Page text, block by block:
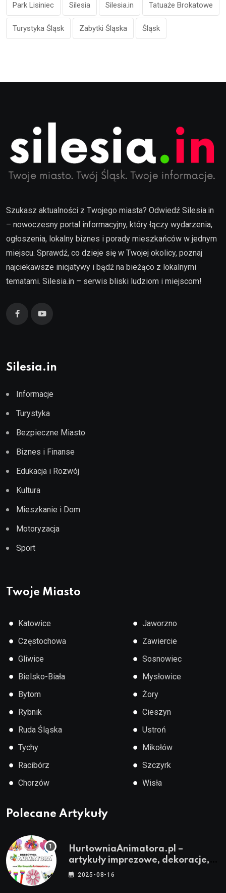
Park Lisiniec Silesia Silesia.in Tatuaże Brokatowe
Turystyka Śląsk Zabytki Śląska Śląsk
Szukasz aktualności z Twojego miasta? Odwiedź Silesia.in
– nowoczesny portal informacyjny, który łączy wydarzenia,
ogłoszenia, lokalny biznes i porady mieszkańców w jednym
miejscu. Sprawdź, co dzieje się w Twojej okolicy, poznaj
najciekawsze inicjatywy i bądź na bieżąco z lokalnymi
tematami. Silesia.in – serwis bliski ludziom i miejscom!
Silesia.in
Informacje
Turystyka
Bezpieczne Miasto
Biznes i Finanse
Edukacja i Rozwój
Kultura
Mieszkanie i Dom
Motoryzacja
Sport
Twoje Miasto
● Katowice
● Częstochowa
● Gliwice
● Bielsko-Biała
● Bytom
● Rybnik
● Ruda Śląska
● Tychy
● Racibórz
● Chorzów
● Jaworzno
● Zawiercie
● Sosnowiec
● Mysłowice
● Żory
● Cieszyn
● Ustroń
● Mikołów
● Szczyrk
● Wisła
Polecane Artykuły
HurtowniaAnimatora.pl –
artykuły imprezowe, dekoracje,
stroje i akcesoria dla animatorów
2025-08-16